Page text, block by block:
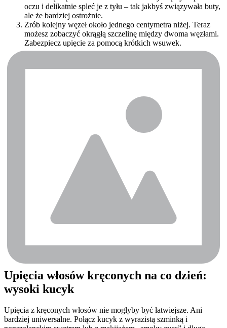
oczu i delikatnie spleć je z tyłu – tak jakbyś związywała buty,
ale że bardziej ostrożnie.
Zrób kolejny węzeł około jednego centymetra niżej. Teraz
możesz zobaczyć okrągłą szczelinę między dwoma węzłami.
Zabezpiecz upięcie za pomocą krótkich wsuwek.
Upięcia włosów kręconych na co dzień:
wysoki kucyk
Upięcia z kręconych włosów nie mogłyby być łatwiejsze. Ani
bardziej uniwersalne. Połącz kucyk z wyrazistą szminką i